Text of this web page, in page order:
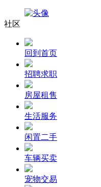
社区
回到首页
招聘求职
房屋租售
生活服务
闲置二手
车辆买卖
宠物交易